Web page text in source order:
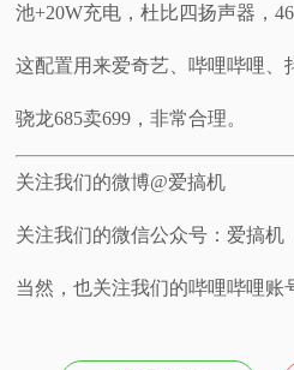
池+20W充电，杜比四扬声器，
这配置用来爱奇艺、哔哩哔哩、
骁龙685卖699，非常合理。
关注我们的微博@爱搞机
关注我们的微信公众号：爱搞机
当然，也关注我们的哔哩哔哩账